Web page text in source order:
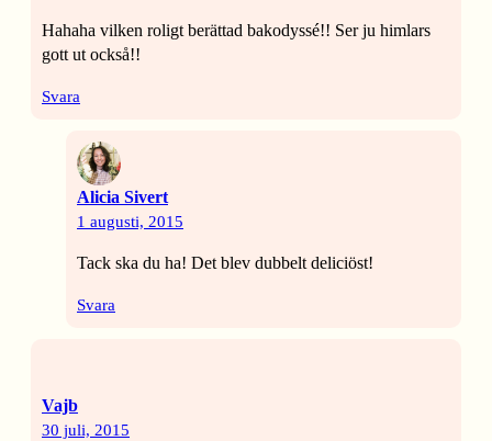
Hahaha vilken roligt berättad bakodyssé!! Ser ju himlars
gott ut också!!
Svara
Alicia Sivert
1 augusti, 2015
Tack ska du ha! Det blev dubbelt deliciöst!
Svara
Vajb
30 juli, 2015